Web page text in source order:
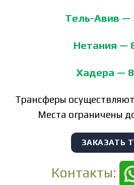
Тель-Авив —
Нетания —
Хадера —
Трансферы
Места ограничены
ЗАКАЗАТЬ
Контакты: